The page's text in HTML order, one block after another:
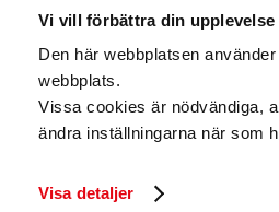
Vi vill förbättra din upplevelse
Den här webbplatsen
webbplats.
Vissa cookies är nödvändiga,
ändra inställningarna när som
Visa detaljer